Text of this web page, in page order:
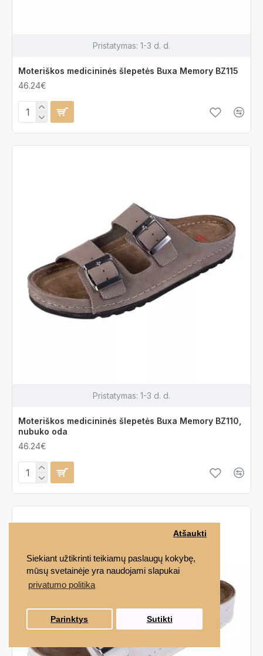
Siekiant užtikrinti teikiamų paslaugų kokybę,
mūsų svetainėje yra naudojami slapukai
privatumo politika
Atšaukti
Parinktys Sutikti
Pristatymas: 1-3 d. d.
Moteriškos medicininės šlepetės Buxa Memory BZ115
46.24€
Pristatymas: 1-3 d. d.
Moteriškos medicininės šlepetės Buxa Memory BZ110,
nubuko oda
46.24€
FILTRAS